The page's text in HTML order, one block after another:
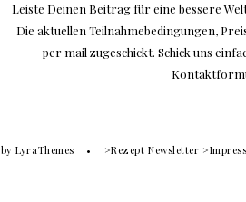
Leiste Deinen Beitrag für eine bessere
Die aktuellen Teilnahmebedingungen,
per mail zugeschickt. Schick uns
by LyraThemes >Rezept Newsletter